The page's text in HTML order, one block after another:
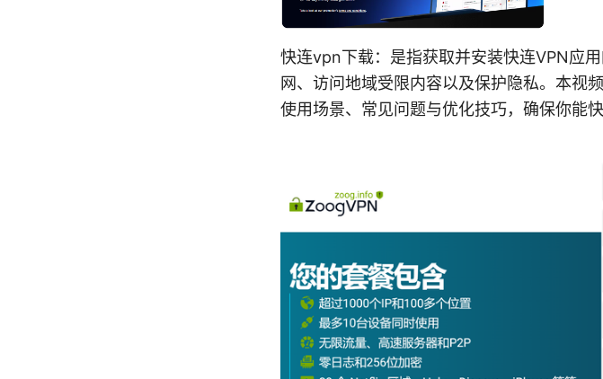
快连vpn下载：是指获取并安装快连VPN应
网、访问地域受限内容以及保护隐私。本视
使用场景、常见问题与优化技巧，确保你能